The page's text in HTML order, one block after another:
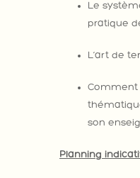
Le
pratique
L’art de
Comment
son
Planning